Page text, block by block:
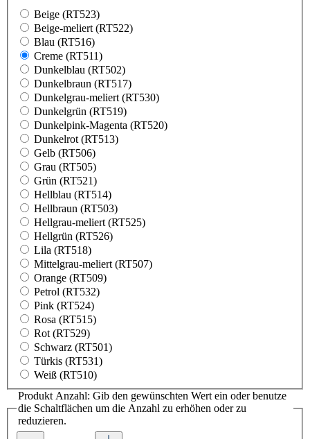
Beige (RT523)
Beige-meliert (RT522)
Blau (RT516)
Creme (RT511)
Dunkelblau (RT502)
Dunkelbraun (RT517)
Dunkelgrau-meliert (RT530)
Dunkelgrün (RT519)
Dunkelpink-Magenta (RT520)
Dunkelrot (RT513)
Gelb (RT506)
Grau (RT505)
Grün (RT521)
Hellblau (RT514)
Hellbraun (RT503)
Hellgrau-meliert (RT525)
Hellgrün (RT526)
Lila (RT518)
Mittelgrau-meliert (RT507)
Orange (RT509)
Petrol (RT532)
Pink (RT524)
Rosa (RT515)
Rot (RT529)
Schwarz (RT501)
Türkis (RT531)
Weiß (RT510)
Produkt Anzahl: Gib den gewünschten Wert ein oder benutze
die Schaltflächen um die Anzahl zu erhöhen oder zu
reduzieren.